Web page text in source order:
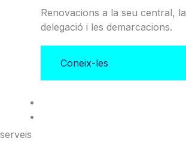
Renovacions a la seu central, la
delegació i les demarcacions.
Coneix-les
serveis